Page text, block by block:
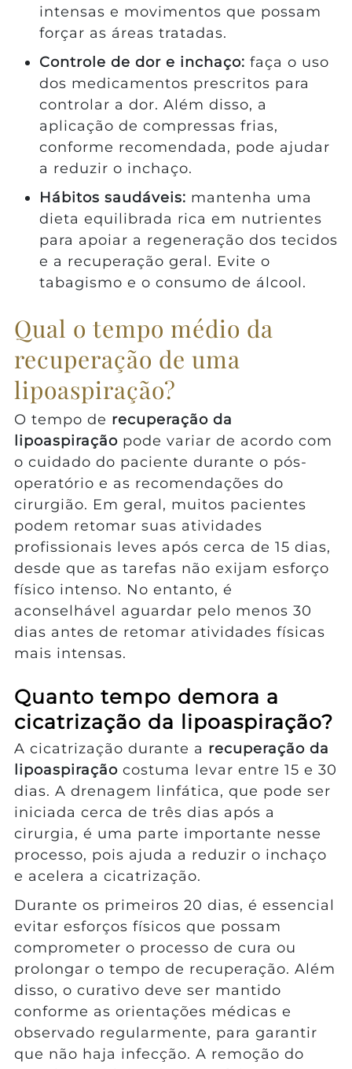
intensas e movimentos que possam
forçar as áreas tratadas.
Controle de dor e inchaço: faça o uso
dos medicamentos prescritos para
controlar a dor. Além disso, a
aplicação de compressas frias,
conforme recomendada, pode ajudar
a reduzir o inchaço.
Hábitos saudáveis: mantenha uma
dieta equilibrada rica em nutrientes
para apoiar a regeneração dos tecidos
e a recuperação geral. Evite o
tabagismo e o consumo de álcool.
Qual o tempo médio da
recuperação de uma
lipoaspiração?
O tempo de recuperação da
lipoaspiraçãopode variar de acordo com
o cuidado do paciente durante o pós-
operatório e as recomendações do
cirurgião. Em geral, muitos pacientes
podem retomar suas atividades
profissionais leves após cerca de 15 dias,
desde que as tarefas não exijam esforço
físico intenso. No entanto, é
aconselhável aguardar pelo menos 30
dias antes de retomar atividades físicas
mais intensas.
Quanto tempo demora a
cicatrização da lipoaspiração?
A cicatrização durante a recuperação da
lipoaspiraçãocostuma levar entre 15 e 30
dias. A drenagem linfática, que pode ser
iniciada cerca de três dias após a
cirurgia, é uma parte importante nesse
processo, pois ajuda a reduzir o inchaço
e acelera a cicatrização.
Durante os primeiros 20 dias, é essencial
evitar esforços físicos que possam
comprometer o processo de cura ou
prolongar o tempo de recuperação. Além
disso, o curativo deve ser mantido
conforme as orientações médicas e
observado regularmente, para garantir
que não haja infecção. A remoção do